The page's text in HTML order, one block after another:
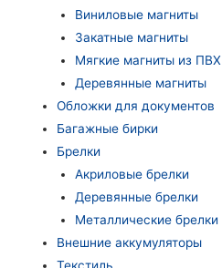
Виниловые магниты
Закатные магниты
Мягкие магниты из ПВХ
Деревянные магниты
Обложки для документов
Багажные бирки
Брелки
Акриловые брелки
Деревянные брелки
Металлические брелки
Внешние аккумуляторы